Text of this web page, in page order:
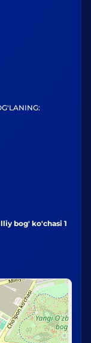
bog' ko'chasi 1